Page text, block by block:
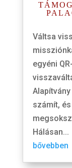
Váltsa
egyéni
számít,
Hálásan...
bővebben